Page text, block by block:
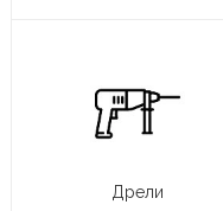
Дрели